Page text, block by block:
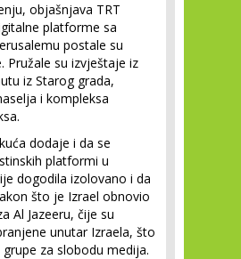
objašnjava TRT
platforme sa
postale su
Pružale su izvještaje iz
iz Starog grada,
i kompleksa
dodaje i da se
platformi u
dogodila izolovano i da
što je Izrael obnovio
Al Jazeeru, čije su
unutar Izraela, što
za slobodu medija.